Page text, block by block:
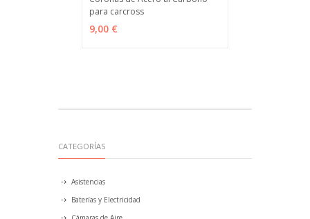
VER OPCIONES
para carcross
9,00 €
CATEGORÍAS
Asistencias
Baterías y Electricidad